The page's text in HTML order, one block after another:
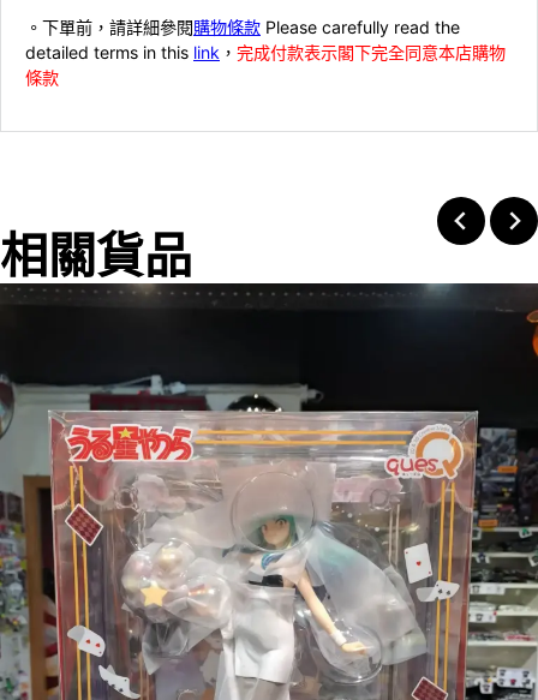
。下單前，請詳細參閱購物條款 Please carefully read the
detailed terms in this link ， 完成付款表示閣下完全同意本店購物
條款
相關貨品